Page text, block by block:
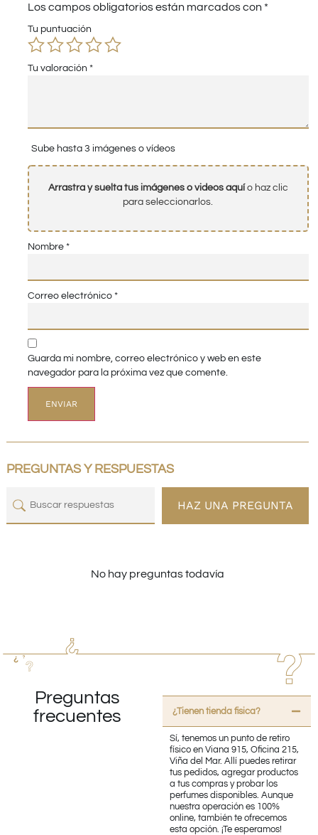
Los campos obligatorios están marcados con *
Tu puntuación
Tu valoración *
Sube hasta 3 imágenes o vídeos
Arrastra y suelta tus imágenes o videos aquío haz clic
para seleccionarlos.
Nombre *
Correo electrónico *
Guarda mi nombre, correo electrónico y web en este
navegador para la próxima vez que comente.
PREGUNTAS Y RESPUESTAS
HAZ UNA PREGUNTA
No hay preguntas todavía
Preguntas
frecuentes
¿Tienen tienda fisica?
Sí, tenemos un punto de retiro
físico en Viana 915, Oficina 215,
Viña del Mar. Allí puedes retirar
tus pedidos, agregar productos
a tus compras y probar los
perfumes disponibles. Aunque
nuestra operación es 100%
online, también te ofrecemos
esta opción. ¡Te esperamos!